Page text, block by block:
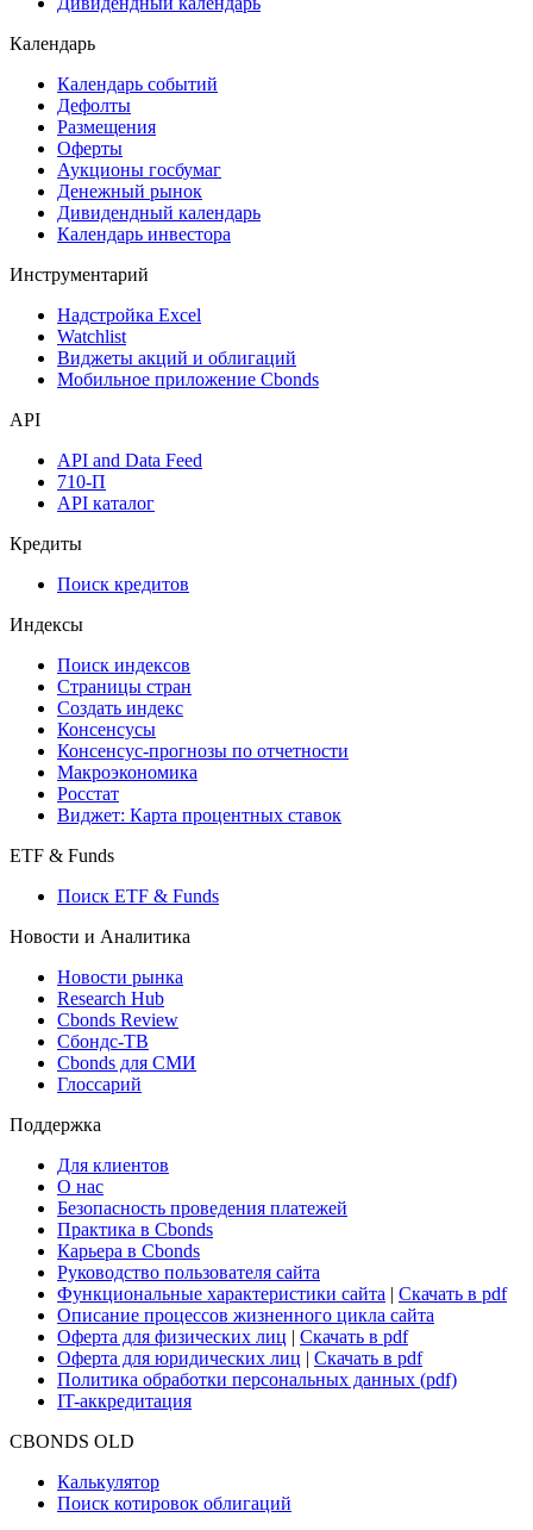
Дивидендный календарь
Календарь
Календарь событий
Дефолты
Размещения
Оферты
Аукционы госбумаг
Денежный рынок
Календарь инвестора
Инструментарий
Надстройка Excel
Мобильное приложение Cbonds
API
API and Data Feed
API каталог
Кредиты
Поиск кредитов
Индексы
Поиск индексов
Страницы стран
Создать индекс
Консенсусы
Консенсус-прогнозы по отчетности
Макроэкономика
Виджет: Карта процентных ставок
ETF & Funds
Поиск ETF & Funds
Новости и Аналитика
Новости рынка
Research Hub
Cbonds Review
Сбондс-ТВ
Глоссарий
Поддержка
Для клиентов
О нас
Безопасность проведения платежей
Практика в Cbonds
Карьера в Cbonds
Руководство пользователя сайта
Функциональные характеристики сайта|Скачать в pdf
Описание процессов жизненного цикла сайта
Оферта для физических лиц
Оферта для юридических лиц
IT-аккредитация